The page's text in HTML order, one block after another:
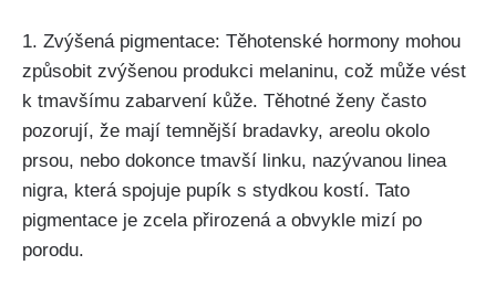
1. Zvýšená pigmentace: Těhotenské hormony mohou
způsobit‍ zvýšenou ⁢produkci melaninu, což může vést
k tmavšímu⁤ zabarvení kůže. Těhotné ženy často
pozorují, že mají temnější bradavky, areolu okolo
prsou,‍ nebo dokonce tmavší linku, nazývanou linea
nigra, která⁤ spojuje pupík ​s stydkou kostí. Tato
pigmentace je zcela přirozená a obvykle mizí po
porodu.